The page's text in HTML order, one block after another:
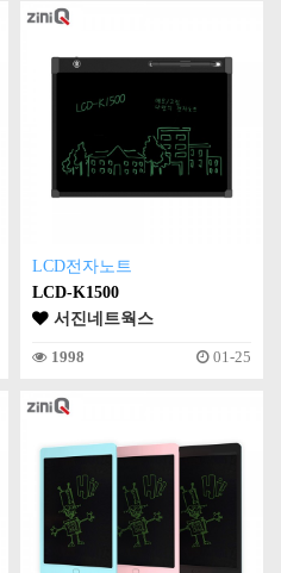
LCD전자노트
LCD-K1500
서진네트웍스
1998 01-25